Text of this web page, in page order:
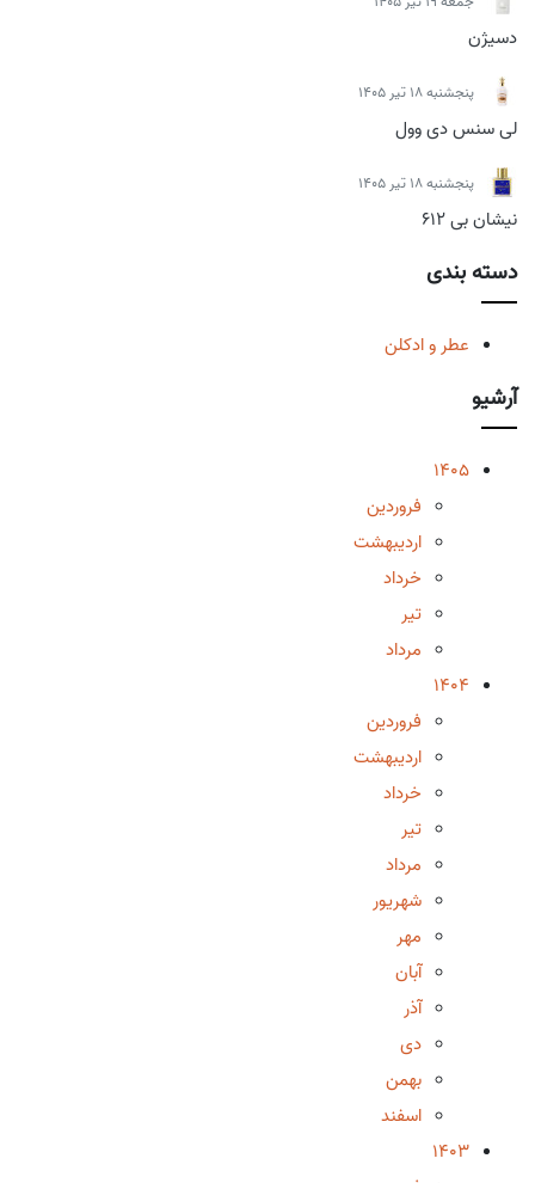
دسیژن
پنجشنبه 18 تیر 1405
لی سنس دی وول
پنجشنبه 18 تیر 1405
نیشان بی 612
دسته بندی
عطر و ادکلن
آرشیو
1405
فروردین
اردیبهشت
خرداد
تیر
مرداد
1404
فروردین
اردیبهشت
خرداد
تیر
مرداد
شهریور
مهر
آبان
آذر
دی
بهمن
اسفند
1403